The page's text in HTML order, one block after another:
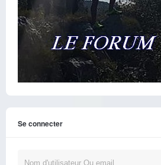
Se connecter